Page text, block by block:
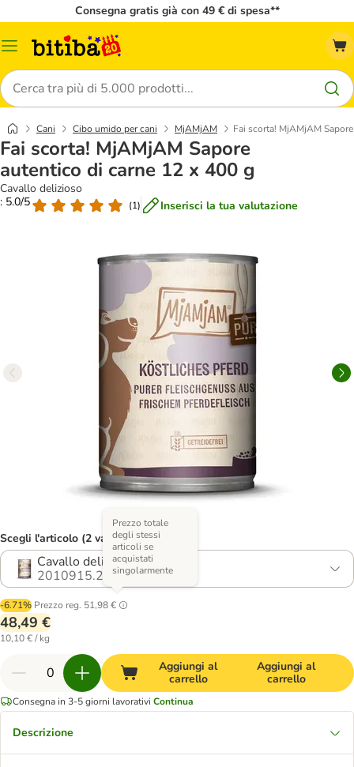
Consegna gratis già con 49 € di spesa**
Overview
Cerca
Cani Cibo umido per cani MjAMjAM Fai scorta! MjAMjAM
Fai scorta! MjAMjAM Sapore
autentico di carne 12 x 400 g
Cavallo delizioso
: 5.0/5
(1) Inserisci la tua valutazione
Scegli l'articolo (2 varianti)
Cavallo delizioso
2010915.2
-6.71% Prezzo reg. 51,98 €
Prezzo totale
degli stessi
articoli se
acquistati
singolarmente
48,49 €
10,10 € / kg
Aggiungi al
carrello
Aggiungi al
carrello
Consegna in 3-5 giorni lavorativi Continua
Descrizione